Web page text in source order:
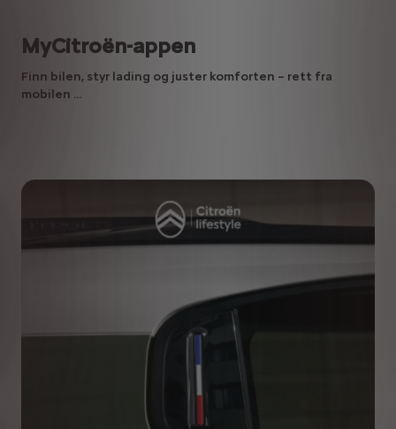
MyCitroën-appen
Finn bilen, styr lading og juster komforten – rett fra
mobilen ...